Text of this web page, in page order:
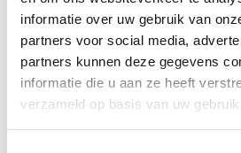
informatie over uw gebruik van
partners voor social media,
partners kunnen deze gegevens
informatie die u aan ze heeft
verzameld op basis van uw
Je houdt vooral van fijn werk
Je wordt blij van het bezorgen
Je bent minimaal 15 jaar.